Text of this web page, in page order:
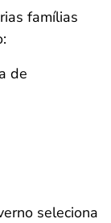
famílias
de
seleciona